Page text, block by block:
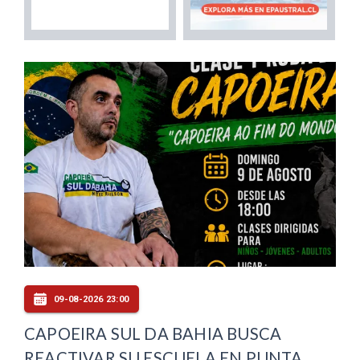
09-08-2026 23:00
CAPOEIRA SUL DA BAHIA BUSCA